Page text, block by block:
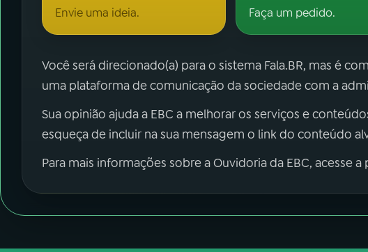
Envie uma ideia. Faça um pedido.
Você será direcionado(a) para o sistema Fala.BR, mas é
uma plataforma de comunicação da sociedade com a
Sua opinião ajuda a EBC a melhorar os serviços e
esqueça de incluir na sua mensagem o link do conteúdo
Para mais informações sobre a Ouvidoria da EBC, acesse